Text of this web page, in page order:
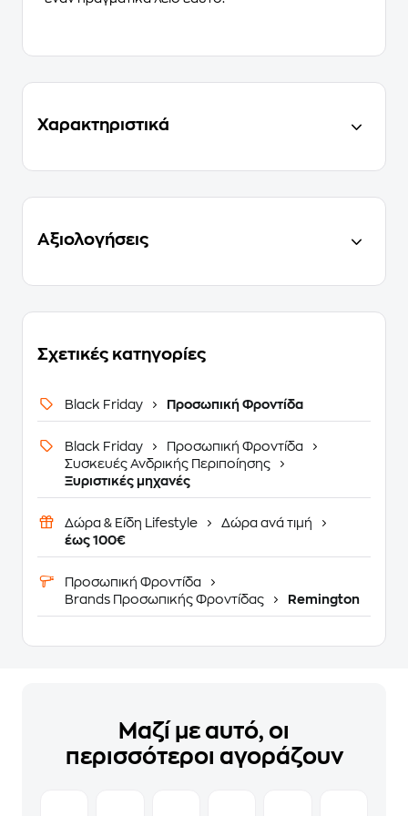
Χαρακτηριστικά
Αξιολογήσεις
Σχετικές κατηγορίες
Black Friday Προσωπική Φροντίδα
Black Friday
Προσωπική Φροντίδα
Συσκευές Ανδρικής Περιποίησης
Ξυριστικές μηχανές
Δώρα & Είδη Lifestyle
Δώρα ανά τιμή
έως 100€
Προσωπική Φροντίδα
Brands Προσωπικής Φροντίδας
Remington
Μαζί με αυτό, οι
περισσότεροι αγοράζουν